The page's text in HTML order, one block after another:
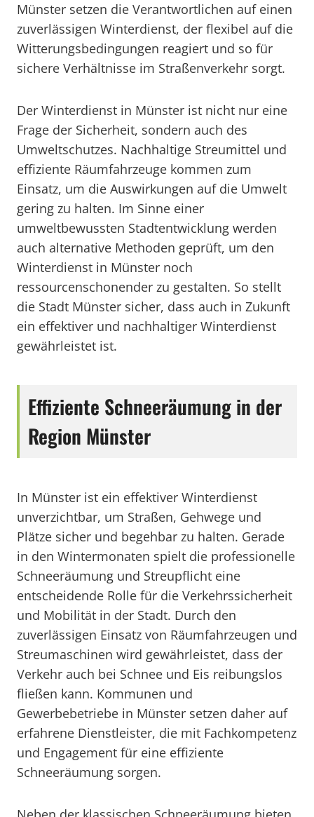
Münster setzen die Verantwortlichen auf einen
zuverlässigen Winterdienst, der flexibel auf die
Witterungsbedingungen reagiert und so für
sichere Verhältnisse im Straßenverkehr sorgt.
Der Winterdienst in Münster ist nicht nur eine
Frage der Sicherheit, sondern auch des
Umweltschutzes. Nachhaltige Streumittel und
effiziente Räumfahrzeuge kommen zum
Einsatz, um die Auswirkungen auf die Umwelt
gering zu halten. Im Sinne einer
umweltbewussten Stadtentwicklung werden
auch alternative Methoden geprüft, um den
Winterdienst in Münster noch
ressourcenschonender zu gestalten. So stellt
die Stadt Münster sicher, dass auch in Zukunft
ein effektiver und nachhaltiger Winterdienst
gewährleistet ist.
Effiziente Schneeräumung in der
Region Münster
In Münster ist ein effektiver Winterdienst
unverzichtbar, um Straßen, Gehwege und
Plätze sicher und begehbar zu halten. Gerade
in den Wintermonaten spielt die professionelle
Schneeräumung und Streupflicht eine
entscheidende Rolle für die Verkehrssicherheit
und Mobilität in der Stadt. Durch den
zuverlässigen Einsatz von Räumfahrzeugen und
Streumaschinen wird gewährleistet, dass der
Verkehr auch bei Schnee und Eis reibungslos
fließen kann. Kommunen und
Gewerbebetriebe in Münster setzen daher auf
erfahrene Dienstleister, die mit Fachkompetenz
und Engagement für eine effiziente
Schneeräumung sorgen.